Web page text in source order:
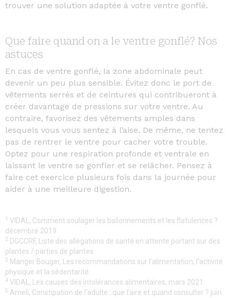
trouver une solution adaptée à votre ventre gonflé.
Que faire quand on a le ventre gonflé? Nos
astuces
En cas de ventre gonflé, la zone abdominale peut
devenir un peu plus sensible. Évitez donc le port de
vêtements serrés et de ceintures qui contribueront à
créer davantage de pressions sur votre ventre. Au
contraire, favorisez des vêtements amples dans
lesquels vous vous sentez à l’aise. De même, ne tentez
pas de rentrer le ventre pour cacher votre trouble.
Optez pour une respiration profonde et ventrale en
laissant le ventre se gonfler et se relâcher. Pensez à
faire cet exercice plusieurs fois dans la journée pour
aider à une meilleure digestion.
1 VIDAL, Comment soulager les ballonnements et les flatulences ?
décembre 2019
2 DGCCRF, Liste des allégations de santé en attente portant sur des
plantes / parties de plantes
3 Manger Bouger, Les recommandations sur l’alimentation, l’activité
physique et la sédentarité
4 VIDAL, Les causes des intolérances alimentaires, mars 2021
5 Ameli, Constipation de l’adulte : que faire et quand consulter ? juin